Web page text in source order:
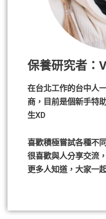
保養研究者：
在台北工作的台中人
商，目前是個新手特
生XD
喜歡積極嘗試各種不
很喜歡與人分享交流
更多人知道，大家一